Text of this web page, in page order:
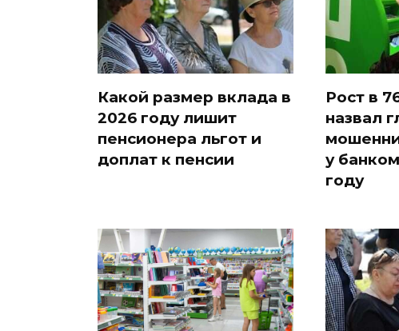
Какой размер вклада в
2026 году лишит
пенсионера льгот и
доплат к пенсии
Рост в
назвал
у
году